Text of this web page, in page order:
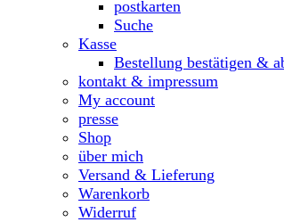
postkarten
Suche
Kasse
Bestellung bestätigen &
kontakt & impressum
My account
presse
Shop
über mich
Versand & Lieferung
Warenkorb
Widerruf